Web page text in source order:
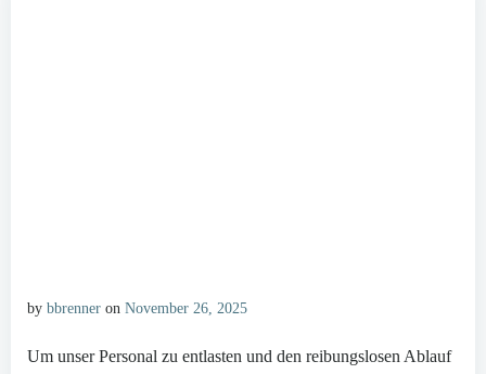
by bbrenner on November 26, 2025
Um unser Personal zu entlasten und den reibungslosen Ablauf